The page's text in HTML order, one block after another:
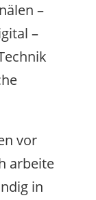
–
–
vor
arbeite
in